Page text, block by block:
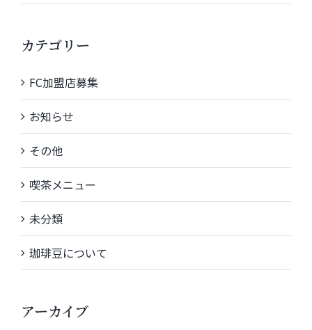
カテゴリー
FC加盟店募集
お知らせ
その他
喫茶メニュー
未分類
珈琲豆について
アーカイブ